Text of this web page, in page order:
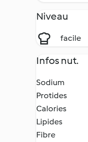
Niveau
facile
Infos nut.
Sodium
Protides
Calories
Lipides
Fibre